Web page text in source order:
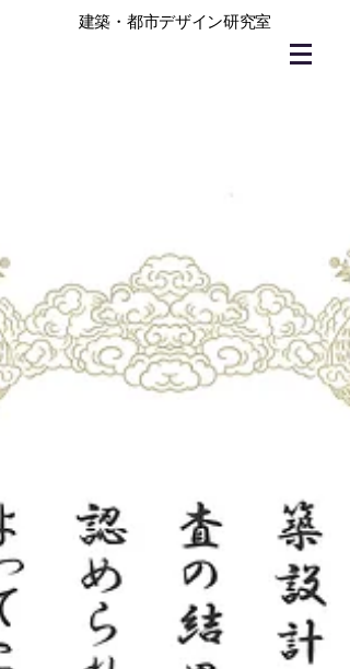
建築・都市デザイン研究室